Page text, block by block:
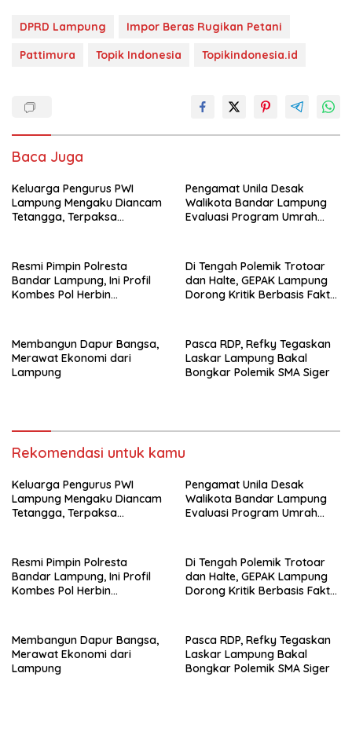
DPRD Lampung
Impor Beras Rugikan Petani
Pattimura
Topik Indonesia Topikindonesia.id
Baca Juga
Keluarga Pengurus PWI
Lampung Mengaku Diancam
Tetangga, Terpaksa
Pengamat Unila Desak
Walikota Bandar Lampung
Evaluasi Program Umrah
Resmi Pimpin Polresta
Bandar Lampung, Ini Profil
Kombes Pol Herbin
Di Tengah Polemik Trotoar
dan Halte, GEPAK Lampung
Dorong Kritik Berbasis Fakta
Membangun Dapur Bangsa,
Merawat Ekonomi dari
Lampung
Pasca RDP, Refky Tegaskan
Laskar Lampung Bakal
Bongkar Polemik SMA Siger
Rekomendasi untuk kamu
Keluarga Pengurus PWI
Lampung Mengaku Diancam
Tetangga, Terpaksa
Pengamat Unila Desak
Walikota Bandar Lampung
Evaluasi Program Umrah
Resmi Pimpin Polresta
Bandar Lampung, Ini Profil
Kombes Pol Herbin
Di Tengah Polemik Trotoar
dan Halte, GEPAK Lampung
Dorong Kritik Berbasis Fakta
Membangun Dapur Bangsa,
Merawat Ekonomi dari
Lampung
Pasca RDP, Refky Tegaskan
Laskar Lampung Bakal
Bongkar Polemik SMA Siger